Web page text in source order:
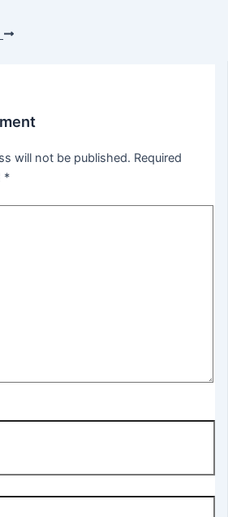
will not be published. Required
*